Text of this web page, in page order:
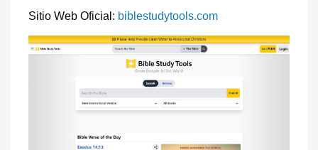
Sitio Web Oficial: biblestudytools.com